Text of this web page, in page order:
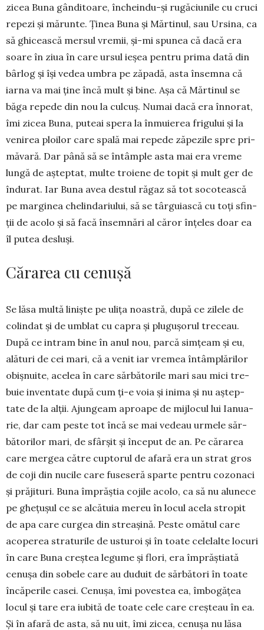
zicea Buna gânditoare, încheindu-și rugă­ciu­nile cu cruci
repezi și mă­runte. Ținea Buna și Măr­tinul, sau Ursina, ca
să ghi­ceas­că mersul vremii, și-mi spunea că dacă era
soare în ziua în care ursul ieșea pentru prima dată din
bârlog și își vedea umbra pe zăpa­dă, asta însem­na că
iarna va mai ține încă mult și bine. Așa că Măr­ti­nul se
băga repede din nou la cul­cuș. Numai dacă era înno­rat,
îmi zicea Buna, puteai spera la înmu­ie­rea frigului și la
ve­ni­rea ploilor care spală mai repede zăpezile spre pri­
mă­vară. Dar până să se întâm­ple asta mai era vreme
lungă de aștep­tat, multe troiene de topit și mult ger de
îndurat. Iar Bu­na avea destul ră­gaz să tot so­cotească
pe margi­nea chelin­da­riu­lui, să se târgu­iască cu toți sfin­
ții de acolo și să facă în­sem­nări al că­ror în­țe­les doar ea
îl putea desluși.
Cărarea cu cenușă
Se lăsa multă li­niș­te pe ulița noastră, după ce zilele de
co­lin­dat și de umblat cu capra și plugușorul treceau.
După ce in­tram bine în anul nou, parcă simțeam și eu,
alături de cei mari, că a venit iar vremea întâmplărilor
obiș­nuite, acelea în care sărbătorile mari sau mici tre­
buie inventate după cum ți-e voia și inima și nu aș­tep­
tate de la alții. Ajungeam aproa­pe de mijlocul lui Ianua­
rie, dar cam peste tot încă se mai vedeau urmele săr­
bătorilor mari, de sfârșit și în­ceput de an. Pe cărarea
care mer­­gea către cuptorul de afară era un strat gros
de coji din nu­cile care fu­se­seră sparte pen­tru cozo­naci
și prăjituri. Buna îm­prăș­tia co­jile acolo, ca să nu alu­ne­ce
pe ghe­țu­șul ce se alcă­tuia mereu în locul acela stropit
de apa care curgea din streașină. Pes­te omă­tul care
acoperea stra­tu­rile de usturoi și în toate cele­lal­te locuri
în care Buna creștea legume și flori, era împrăștiată
cenușa din sobele care au duduit de sărbă­tori în toate
încăperile casei. Ce­nușa, îmi povestea ea, îmbo­gă­țea
locul și tare era iubită de toate cele care creșteau în ea.
Și în afară de asta, să nu uit, îmi zicea, cenușa nu lăsa